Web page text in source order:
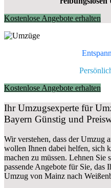
Kostenlose Angebote erhalten
Kostenlose Angebote erhalten
Ihr Umzugsexperte für
Bayern Günstig und
Wir verstehen, dass der Umzug
wollen Ihnen dabei helfen, sich
machen zu müssen. Lehnen
passende Angebote für Sie, das
Umzug von Mainz nach